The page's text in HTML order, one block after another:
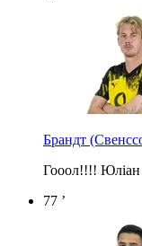
Брандт
Гооол!!!! Юліан
77 ’